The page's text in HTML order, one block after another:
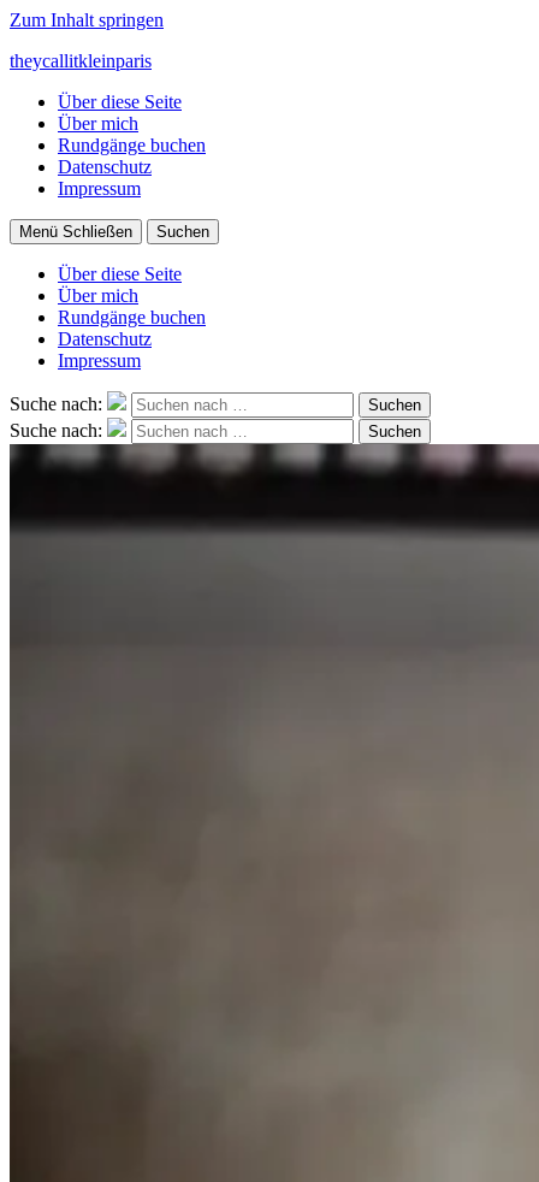
Zum Inhalt springen
theycallitkleinparis
Über diese Seite
Über mich
Rundgänge buchen
Datenschutz
Impressum
Menü Schließen Suchen
Über diese Seite
Über mich
Rundgänge buchen
Datenschutz
Impressum
Suche nach: Suchen
Suche nach: Suchen